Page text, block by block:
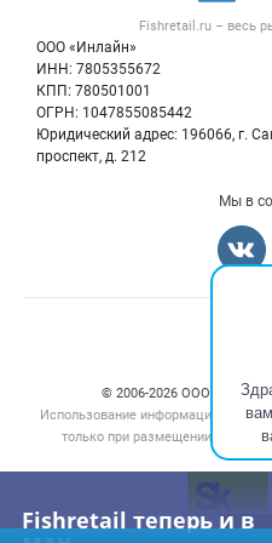
Fishretail теперь и в
Fishretail.ru – весь
ООО «Инлайн»
ИНН: 7805355672
КПП: 780501001
ОГРН: 1047855085442
Юридический адрес: 196066, г.
проспект, д. 212
Политика обработки
Мы в
© 2006‑2026 ООО
Использование информации,
только при размещении